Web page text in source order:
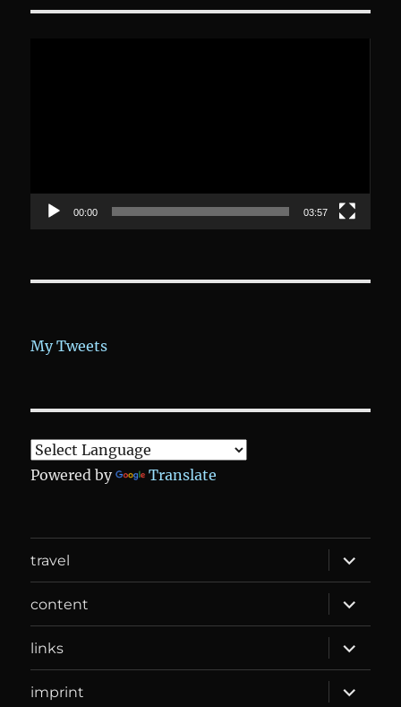
00:00 03:57
My Tweets
Powered by Translate
travel
expand
child
menu
content
expand
child
menu
links
expand
child
menu
imprint
expand
child